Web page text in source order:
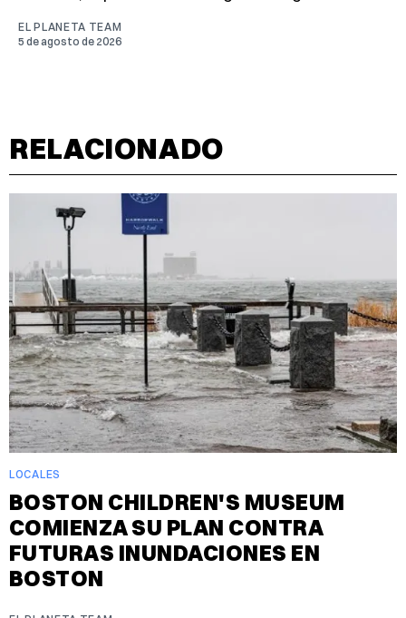
EL PLANETA TEAM
5 de agosto de 2026
RELACIONADO
LOCALES
BOSTON CHILDREN'S MUSEUM
COMIENZA SU PLAN CONTRA
FUTURAS INUNDACIONES EN
BOSTON